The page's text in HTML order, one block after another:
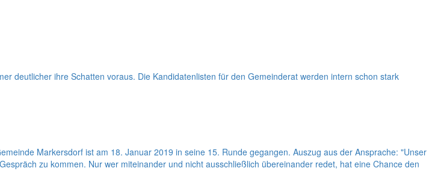
deutlicher ihre Schatten voraus. Die Kandidatenlisten für den Gemeinderat werden intern schon stark
Markersdorf ist am 18. Januar 2019 in seine 15. Runde gegangen. Auszug aus der Ansprache: "Unser
zu kommen. Nur wer miteinander und nicht ausschließlich übereinander redet, hat eine Chance den